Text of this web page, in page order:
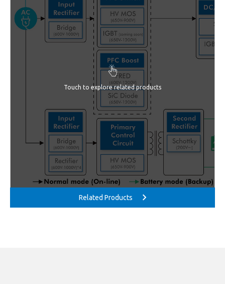
Touch to explore related products